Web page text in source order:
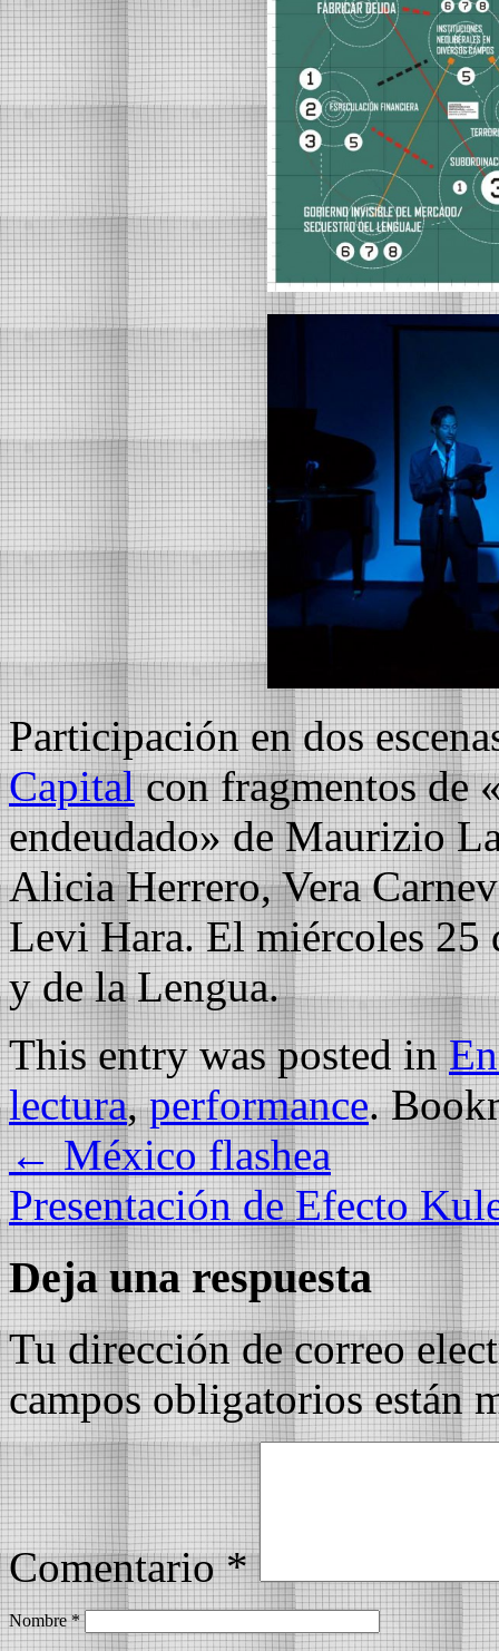
Participación en dos
Capitalcon fragmentos de
endeudado» de Maurizio
Alicia Herrero, Vera
Levi Hara. El miércoles 25
y de la Lengua.
This entry was posted in
lectura,performance.
←México flashea
Presentación de Efecto
Deja una respuesta
Tu dirección de correo
campos obligatorios están
Comentario*
Nombre*